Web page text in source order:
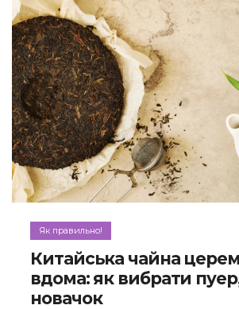
Як правильно!
Китайська чайна
вдома: як вибрати
новачок